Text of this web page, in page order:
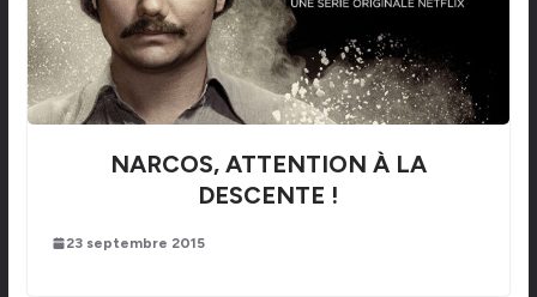
NARCOS, ATTENTION À LA
DESCENTE !
23 septembre 2015